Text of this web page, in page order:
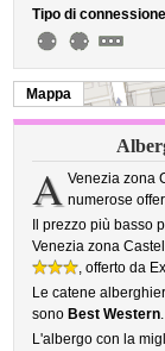
Tipo di
Mappa
A Venezia zona
numerose
Il prezzo più basso
Venezia zona
, offerto da
Le catene
sono Best Western.
L'albergo con la